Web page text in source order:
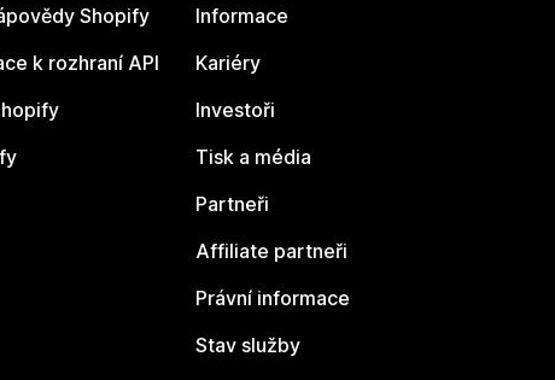
Shopify
k rozhraní API
Informace
Kariéry
Investoři
Tisk a média
Partneři
Affiliate partneři
Právní informace
Stav služby